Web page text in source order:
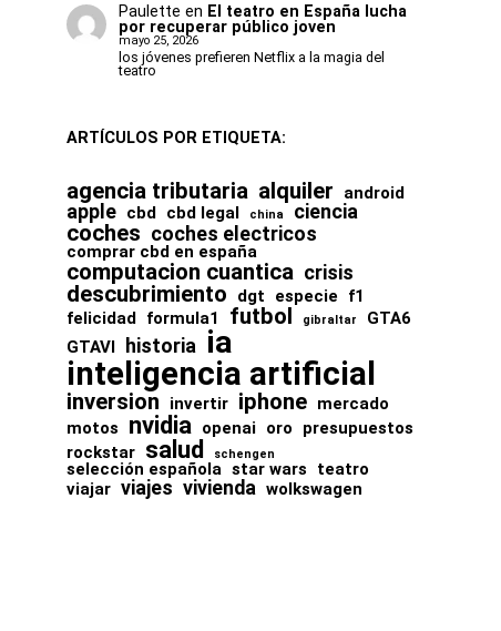
Paulette en El teatro en España lucha
por recuperar público joven
mayo 25, 2026
los jóvenes prefieren Netflix a la magia del
teatro
ARTÍCULOS POR ETIQUETA:
agencia tributaria alquiler android
apple cbd cbd legal china ciencia
coches coches electricos
comprar cbd en españa
computacion cuantica crisis
descubrimiento dgt especie
f1
felicidad formula1 futbol gibraltar
GTA6
GTAVI historia ia
inteligencia artificial
inversion invertir iphone mercado
motos
nvidia openai oro
presupuestos
rockstar salud schengen
selección española star wars
teatro
viajar viajes vivienda wolkswagen